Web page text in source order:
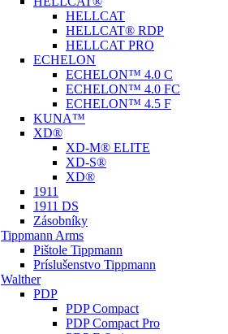
HELLCAT
HELLCAT® RDP
HELLCAT PRO
ECHELON
ECHELON™ 4.0 C
ECHELON™ 4.0 FC
ECHELON™ 4.5 F
KUNA™
XD®
XD-M® ELITE
XD-S®
XD®
1911
1911 DS
Zásobníky
Tippmann Arms
Pištole Tippmann
Príslušenstvo Tippmann
Walther
PDP
PDP Compact
PDP Compact Pro